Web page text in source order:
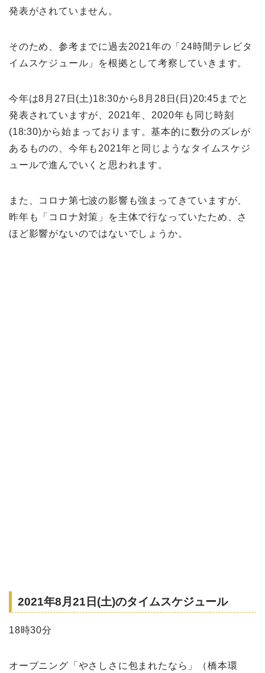
発表がされていません。
そのため、参考までに過去2021年の「24時間テレビタ
イムスケジュール」を根拠として考察していきます。
今年は8月27日(土)18:30から8月28日(日)20:45までと
発表されていますが、2021年、2020年も同じ時刻
(18:30)から始まっております。基本的に数分のズレが
あるものの、今年も2021年と同じようなタイムスケジ
ュールで進んでいくと思われます。
また、コロナ第七波の影響も強まってきていますが、
昨年も「コロナ対策」を主体で行なっていたため、さ
ほど影響がないのではないでしょうか。
2021年8月21日(土)のタイムスケジュール
18時30分
オープニング「やさしさに包まれたなら」（橋本環